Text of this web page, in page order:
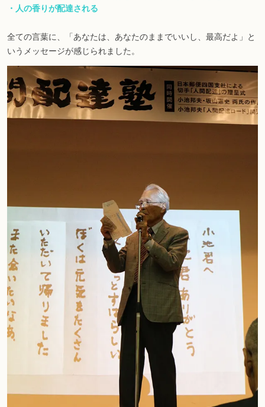
・人の香りが配達される
全ての言葉に、「あなたは、あなたのままでいいし、最高だよ」と
いうメッセージが感じられました。